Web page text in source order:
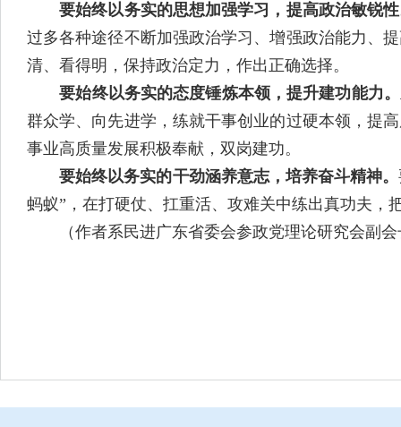
要始终以务实的思想加强学习，提高政治敏锐
过多各种途径不断加强政治学习、增强政治能力、
清、看得明，保持政治定力，作出正确选择。
要始终以务实的态度锤炼本领，提升建功能力。
群众学、向先进学，练就干事创业的过硬本领，提
事业高质量发展积极奉献，双岗建功。
要始终以务实的干劲涵养意志，培养奋斗精神。
蚂蚁”，在打硬仗、扛重活、攻难关中练出真功夫
（作者系民进广东省委会参政党理论研究会副会